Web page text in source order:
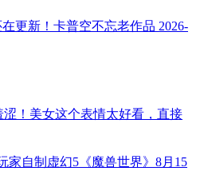
在更新！卡普空不忘老作品 2026-
！美女这个表情太好看，直接
家自制虚幻5《魔兽世界》8月15